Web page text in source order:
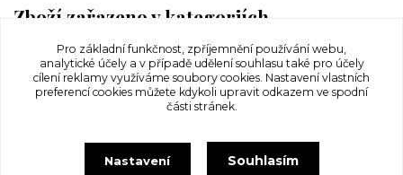
Zboží zařazeno v kategoriích
Podnosy a krájecí prkénka
Upravit sběr cookies.
Pro základní funkčnost, zpříjemnění používání webu,
analytické účely a v případě udělení souhlasu také pro účely
cílení reklamy využíváme soubory cookies. Nastavení vlastních
preferencí cookies můžete kdykoli upravit odkazem ve spodní
části stránek.
Nastavení Souhlasím